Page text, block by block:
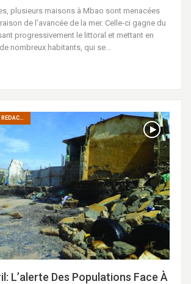
plusieurs maisons à Mbao sont menacées
de l’avancée de la mer. Celle-ci gagne du
progressivement le littoral et mettant en
nombreux habitants, qui se…
L’alerte Des Populations Face À